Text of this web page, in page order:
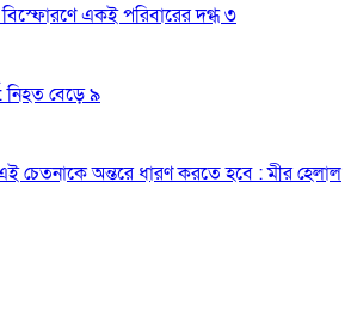
বিস্ফোরণে একই পরিবারের দগ্ধ ৩
নিহত বেড়ে ৯
চেতনাকে অন্তরে ধারণ করতে হবে : মীর হেলাল